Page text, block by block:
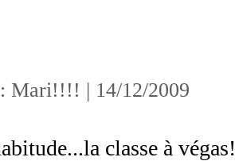
Mari!!!! | 14/12/2009
classe à